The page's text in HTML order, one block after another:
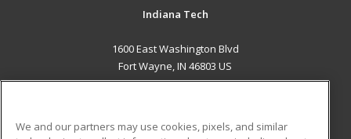
Indiana Tech
1600 East Washington Blvd
Fort Wayne, IN 46803 US
We and our partners may use cookies, pixels, and similar